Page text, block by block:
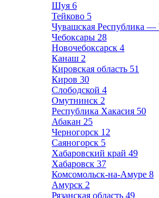
Шуя 6
Тейково 5
Чувашская Республика
Чебоксары 28
Новочебоксарск 4
Канаш 2
Кировская область 51
Киров 30
Слободской 4
Омутнинск 2
Республика Хакасия 50
Абакан 25
Черногорск 12
Саяногорск 5
Хабаровский край 49
Хабаровск 37
Комсомольск-на-Амуре 8
Амурск 2
Рязанская область 49